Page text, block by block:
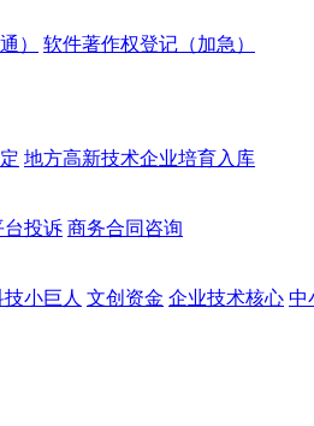
）
软件著作权登记（加急）
地方高新技术企业培育入库
台投诉 商务合同咨询
技小巨人 文创资金 企业技术核心 中